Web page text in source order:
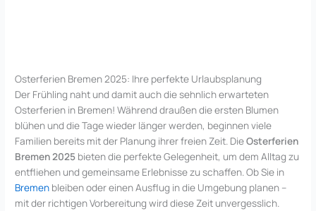
Osterferien Bremen 2025: Ihre perfekte Urlaubsplanung
Der Frühling naht und damit auch die sehnlich erwarteten
Osterferien in Bremen! Während draußen die ersten Blumen
blühen und die Tage wieder länger werden, beginnen viele
Familien bereits mit der Planung ihrer freien Zeit. DieOsterferien
Bremen 2025 bieten die perfekte Gelegenheit, um dem Alltag zu
entfliehen und gemeinsame Erlebnisse zu schaffen. Ob Sie in
Bremen bleiben oder einen Ausflug in die Umgebung planen –
mit der richtigen Vorbereitung wird diese Zeit unvergesslich.